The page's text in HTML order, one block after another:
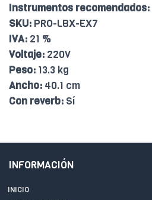
Instrumentos recomendados:
SKU: PRO-LBX-EX7
IVA: 21 %
Voltaje: 220V
Peso: 13.3 kg
Ancho: 40.1 cm
Con reverb: Sí
INFORMACIÓN
INICIO